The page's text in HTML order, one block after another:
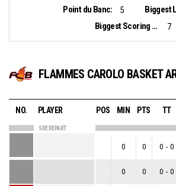
Point du Banc:
5 Biggest
Biggest Scoring Run:
7
FLAMMES CAROLO BASKET
NO. PLAYER POS MIN PTS TT
5 DE DEPART
0 0 0 - 0
0 0 0 - 0